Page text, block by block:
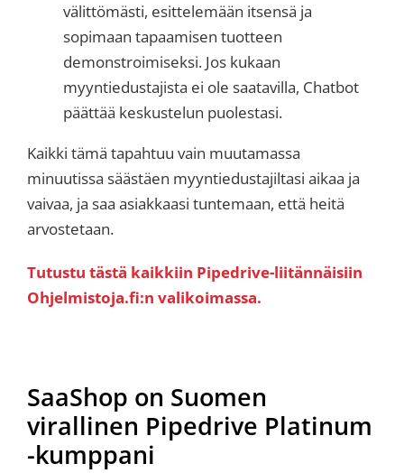
välittömästi, esittelemään itsensä ja
sopimaan tapaamisen tuotteen
demonstroimiseksi. Jos kukaan
myyntiedustajista ei ole saatavilla, Chatbot
päättää keskustelun puolestasi.
Kaikki tämä tapahtuu vain muutamassa
minuutissa säästäen myyntiedustajiltasi aikaa ja
vaivaa, ja saa asiakkaasi tuntemaan, että heitä
arvostetaan.
Tutustu tästä kaikkiin Pipedrive-liitännäisiin
Ohjelmistoja.fi:n valikoimassa.
SaaShop on Suomen
virallinen Pipedrive Platinum
-kumppani